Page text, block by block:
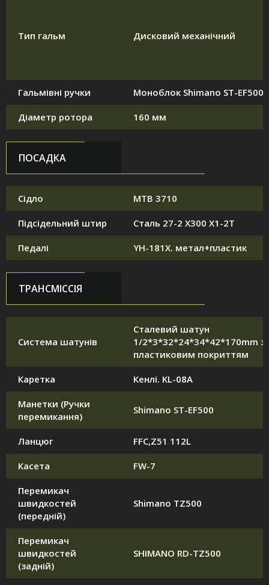
Тип гальм Дисковий механічний
Гальмівні ручки Моноблок Shimano ST-EF500
Діаметр ротора 160 мм
ПОСАДКА
Сідло MTB 3710
Підсідельний штир Сталь 27-2 X300 X1-2T
Педалі YH-181X. метал+пластик
ТРАНСМІССІЯ
Система шатунів
Сталевий шатун
1/2*3*32*24*34*42*170mm з
пластиковим покриттям
Каретка Кенлі. KL-08A
Манетки (Ручки
перемикання)
Shimano ST-EF500
Ланцюг FFC,Z51 112L
Касета FW-7
Перемикач
швидкостей
(передній)
Shimano TZ500
Перемикач
швидкостей
(задній)
SHIMANO RD-TZ500